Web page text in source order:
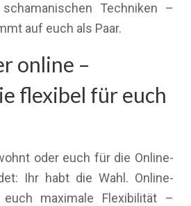
Techniken –
auf euch als Paar.
online –
flexibel für euch
oder euch für die Online-
Ihr habt die Wahl. Online-
maximale Flexibilität –